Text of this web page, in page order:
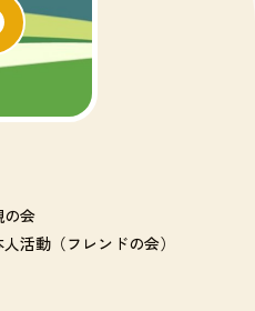
の会
活動（フレンドの会）